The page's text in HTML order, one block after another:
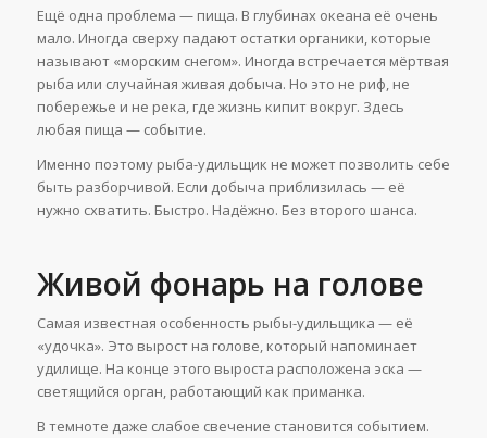
Ещё одна проблема — пища. В глубинах океана её очень
мало. Иногда сверху падают остатки органики, которые
называют «морским снегом». Иногда встречается мёртвая
рыба или случайная живая добыча. Но это не риф, не
побережье и не река, где жизнь кипит вокруг. Здесь
любая пища — событие.
Именно поэтому рыба-удильщик не может позволить себе
быть разборчивой. Если добыча приблизилась — её
нужно схватить. Быстро. Надёжно. Без второго шанса.
Живой фонарь на голове
Самая известная особенность рыбы-удильщика — её
«удочка». Это вырост на голове, который напоминает
удилище. На конце этого выроста расположена эска —
светящийся орган, работающий как приманка.
В темноте даже слабое свечение становится событием.